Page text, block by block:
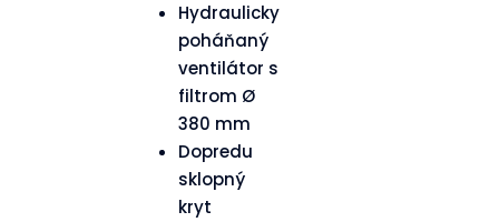
Hydraulicky
poháňaný
ventilátor s
filtrom Ø
380 mm
Dopredu
sklopný
kryt